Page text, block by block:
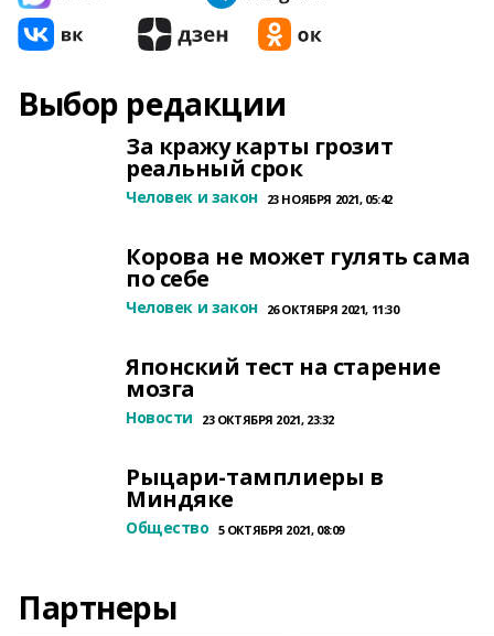
Выбор редакции
За кражу карты грозит
реальный срок
Человек и закон 23 НОЯБРЯ 2021, 05:42
Корова не может гулять сама
по себе
Человек и закон 26 ОКТЯБРЯ 2021, 11:30
Японский тест на старение
мозга
Новости 23 ОКТЯБРЯ 2021, 23:32
Рыцари-тамплиеры в
Миндяке
Общество 5 ОКТЯБРЯ 2021, 08:09
Партнеры